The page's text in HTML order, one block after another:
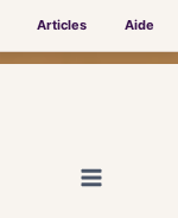
Articles Aide